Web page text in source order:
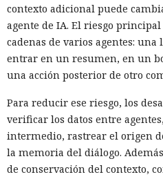
contexto adicional puede
agente de IA. El riesgo
cadenas de varios agentes: una
entrar en un resumen, en un
una acción posterior de otro
Para reducir ese riesgo, los
verificar los datos entre
intermedio, rastrear el origen
la memoria del diálogo.
de conservación del contexto,